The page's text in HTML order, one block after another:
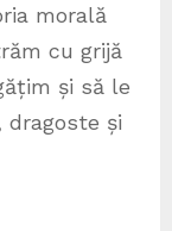
morală
cu grijă
și să le
și